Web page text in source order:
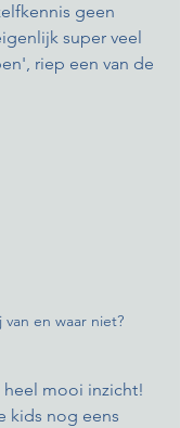
geen
super veel
riep een van de
en waar niet?
heel mooi inzicht!
kids nog eens